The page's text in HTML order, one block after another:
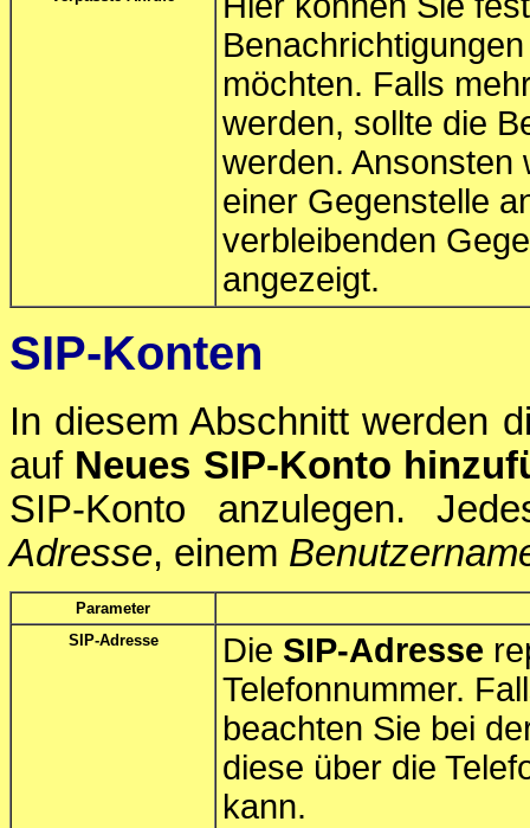
möchten. Falls
werden, sollte die
werden. Ansonsten
einer Gegenstelle
verbleibenden
angezeigt.
SIP-Konten
In diesem Abschnitt werden
auf Neues SIP-Konto
SIP-Konto anzulegen.
Adresse, einem
Parameter
SIP-Adresse
Die SIP-Adresse
Telefonnummer.
beachten Sie bei
diese über die
kann.